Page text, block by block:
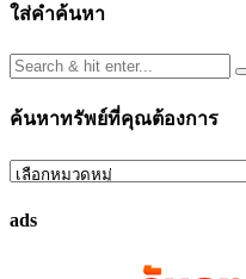
ใส่คำค้นหา
ค้นหาทรัพย์ที่คุณต้องการ
ค้นหา
ที่
ads